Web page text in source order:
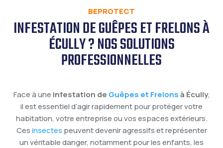
BEPROTECT
INFESTATION DE GUÊPES ET FRELONS À
ÉCULLY ? NOS SOLUTIONS
PROFESSIONNELLES
Face à une infestation de Guêpes et Frelonsà Écully,
il est essentiel d’agir rapidement pour protéger votre
habitation, votre entreprise ou vos espaces extérieurs.
Cesinsectes peuvent devenir agressifs et représenter
un véritable danger, notamment pour les enfants, les